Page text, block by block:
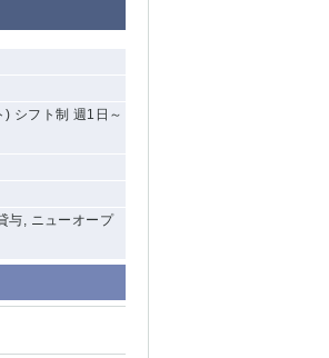
シフト制 週1日～
与, ニューオープ